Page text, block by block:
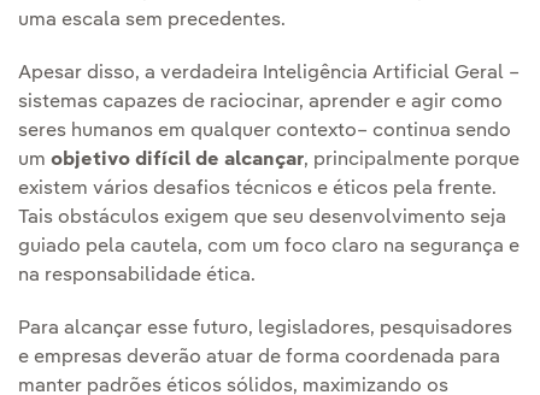
uma escala sem precedentes.
Apesar disso, a verdadeira Inteligência Artificial Geral –
sistemas capazes de raciocinar, aprender e agir como
seres humanos em qualquer contexto– continua sendo
um objetivo difícil de alcançar, principalmente porque
existem vários desafios técnicos e éticos pela frente.
Tais obstáculos exigem que seu desenvolvimento seja
guiado pela cautela, com um foco claro na segurança e
na responsabilidade ética.
Para alcançar esse futuro, legisladores, pesquisadores
e empresas deverão atuar de forma coordenada para
manter padrões éticos sólidos, maximizando os